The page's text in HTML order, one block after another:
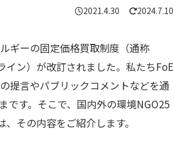
2021.4.30 2024.7.10
ギーの固定価格買取制度（通称
ン）が改訂されました。私たちFoE
提言やパブリックコメントなどを通
です。そこで、国内外の環境NGO25
その内容をご紹介します。